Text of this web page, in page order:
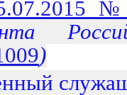
)